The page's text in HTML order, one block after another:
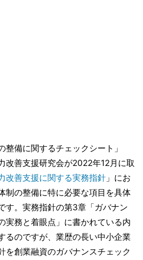
整備に関するチェックシート」
改善支援研究会が2022年12月に取
改善支援に関する実務指針 」にお
制の整備に特に必要な項目を具体
す。実務指針の第3章「ガバナン
実務と着眼点」に書かれている内
るのですが、業歴の長い中小企業
を創業融資のガバナンスチェック